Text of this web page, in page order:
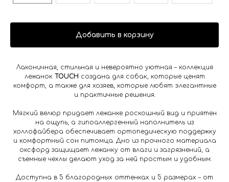
Добавить в корзину
Лаконичная, стильная и невероятно уютная – коллекция
лежанок TOUCH создана для собак, которые ценят
комфорт, а также для хозяев, которые любят элегантные
и практичные решения.
Мягкий велюр придает лежанке роскошный вид и приятен
на ощупь, а гипоаллергенный наполнитель из
холлофайбера обеспечивает ортопедическую поддержку
и комфортный сон питомца. Дно из прочного материала
оксфорд защищает лежанку от влаги и загрязнений, а
съемные чехлы делают уход за ней простым и удобным.
Доступна в 5 благородных оттенках и 5 размерах – от